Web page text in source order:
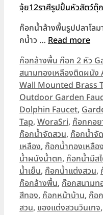
ก๊อกน้ำล้างพื้นรูปปลาโล
กน้ำว … Read more
Categories
ก๊อกล้างพื้น ก๊อก 2 หัว
สนามทองเหลืองติดผนั
Wall Mounted Brass
Outdoor Garden
Dolphin Faucet,
Tap, WoraSri, ก๊อกคอย
ก๊อกน้ำจัดสวน, ก๊อกน้ำจั
เหลือง, ก๊อกน้ำทองเหลือ
น้ำผนังน้ำตก, ก๊อกน้ำมีส
น้ำเย็น, ก๊อกน้ำแต่งสวน,
ก๊อกล้างพื้น, ก๊อกสนามท
สีทอง, ก๊อกหน้าบ้าน, ก๊อ
สวน, ของแต่งสวนวินเทจ,